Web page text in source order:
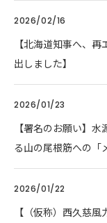
2026/02/16
【北海道知事へ、
出しました】
2026/01/23
【署名のお願い】
る山の尾根筋への「
2026/01/22
【（仮称）西久慈